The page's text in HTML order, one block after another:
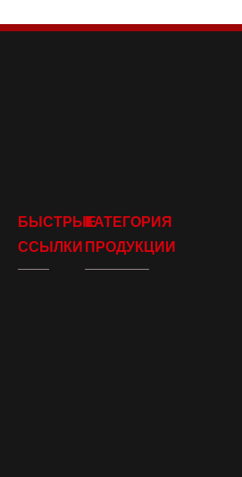
БЫСТРЫЕ
ССЫЛКИ
КАТЕГОРИЯ
ПРОДУКЦИИ